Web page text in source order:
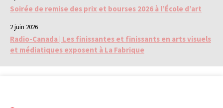
Soirée de remise des prix et bourses 2026 à l’École d’art
2 juin 2026
Radio-Canada | Les finissantes et finissants en arts visuels
et médiatiques exposent à La Fabrique